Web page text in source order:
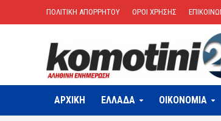
ΠΟΛΙΤΙΚΗ ΑΠΟΡΡΗΤΟΥ ΟΡΟΙ ΧΡΗΣΗΣ
ΑΡΧΙΚΗ ΕΛΛΑΔΑ OIKONOMIA